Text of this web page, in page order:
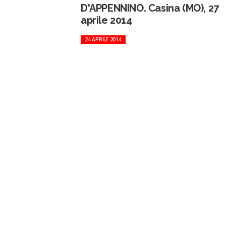
D'APPENNINO. Casina (MO), 27
aprile 2014
24 APRILE 2014